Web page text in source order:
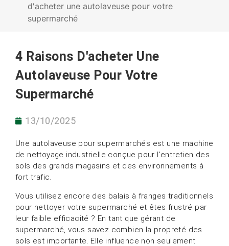
d'acheter une autolaveuse pour votre
supermarché
4 Raisons D'acheter Une
Autolaveuse Pour Votre
Supermarché
13/10/2025
Une autolaveuse pour supermarchés est une machine
de nettoyage industrielle conçue pour l'entretien des
sols des grands magasins et des environnements à
fort trafic.
Vous utilisez encore des balais à franges traditionnels
pour nettoyer votre supermarché et êtes frustré par
leur faible efficacité ? En tant que gérant de
supermarché, vous savez combien la propreté des
sols est importante. Elle influence non seulement